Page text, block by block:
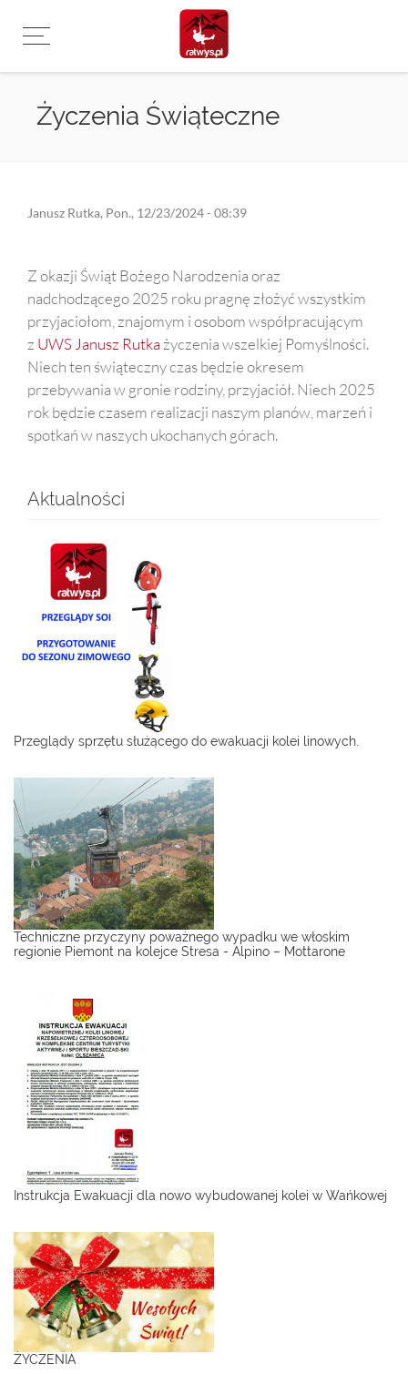
Życzenia Świąteczne
Janusz Rutka, Pon., 12/23/2024 - 08:39
Z okazji Świąt Bożego Narodzenia oraz
nadchodzącego 2025 roku pragnę złożyć wszystkim
przyjaciołom, znajomym i osobom współpracującym
z UWS Janusz Rutkażyczenia wszelkiej Pomyślności.
Niech ten świąteczny czas będzie okresem
przebywania w gronie rodziny, przyjaciół. Niech 2025
rok będzie czasem realizacji naszym planów, marzeń i
spotkań w naszych ukochanych górach.
Aktualności
Przeglądy sprzętu służącego do ewakuacji kolei linowych.
Techniczne przyczyny poważnego wypadku we włoskim
regionie Piemont na kolejce Stresa - Alpino – Mottarone
Instrukcja Ewakuacji dla nowo wybudowanej kolei w Wańkowej
ŻYCZENIA